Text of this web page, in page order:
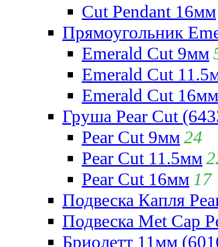
Cut Pendant 16мм
Прямоугольник
Emerald Cut 9мм
Emerald Cut
Emerald Cut 16мм
Груша Pear Cut
Pear Cut 9мм24
Pear Cut 11.5мм
Pear Cut 16мм 17
Подвеска Капля
Подвеска Met Cap
Бриолетт 11мм